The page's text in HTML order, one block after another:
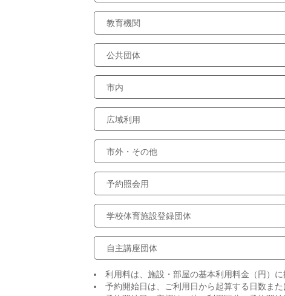
教育機関
公共団体
市内
広域利用
市外・その他
予約照会用
学校体育施設登録団体
自主講座団体
利用料は、施設・部屋の基本利用料金（円）に
予約開始日は、ご利用日から起算する日数ま